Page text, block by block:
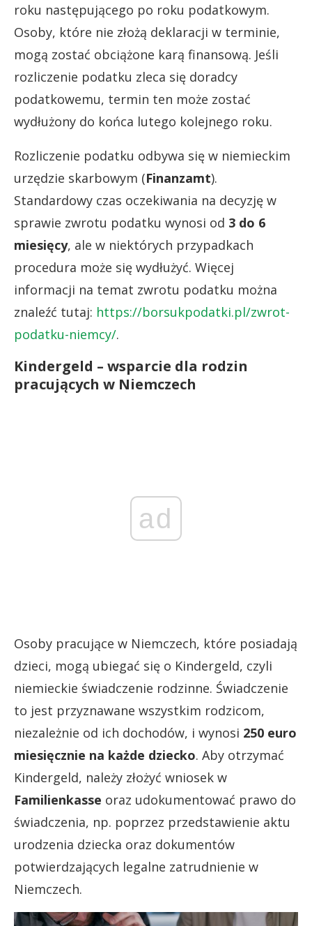
roku następującego po roku podatkowym.
Osoby, które nie złożą deklaracji w terminie,
mogą zostać obciążone karą finansową. Jeśli
rozliczenie podatku zleca się doradcy
podatkowemu, termin ten może zostać
wydłużony do końca lutego kolejnego roku.
Rozliczenie podatku odbywa się w niemieckim
urzędzie skarbowym (Finanzamt).
Standardowy czas oczekiwania na decyzję w
sprawie zwrotu podatku wynosi od 3 do 6
miesięcy, ale w niektórych przypadkach
procedura może się wydłużyć. Więcej
informacji na temat zwrotu podatku można
znaleźć tutaj: https://borsukpodatki.pl/zwrot-
podatku-niemcy/.
Kindergeld – wsparcie dla rodzin
pracujących w Niemczech
ad
Osoby pracujące w Niemczech, które posiadają
dzieci, mogą ubiegać się o Kindergeld, czyli
niemieckie świadczenie rodzinne. Świadczenie
to jest przyznawane wszystkim rodzicom,
niezależnie od ich dochodów, i wynosi 250 euro
miesięcznie na każde dziecko. Aby otrzymać
Kindergeld, należy złożyć wniosek w
Familienkasse oraz udokumentować prawo do
świadczenia, np. poprzez przedstawienie aktu
urodzenia dziecka oraz dokumentów
potwierdzających legalne zatrudnienie w
Niemczech.